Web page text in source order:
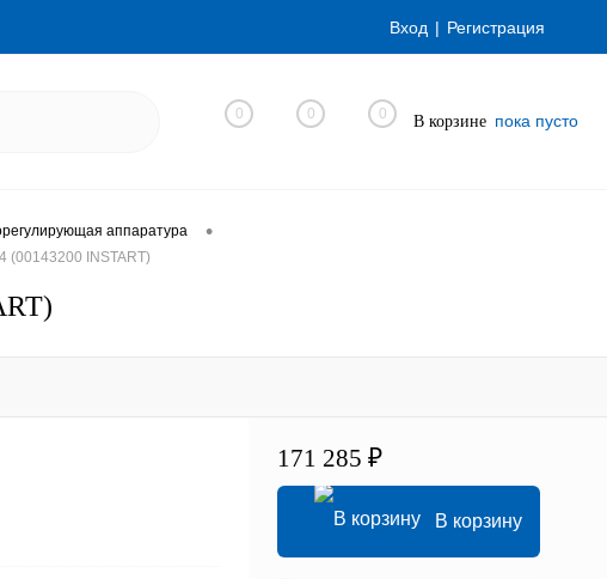
Вход Регистрация
0 0 0 В корзине пока пусто
аппаратура •
(00143200 INSTART)
171 285 ₽
В корзину